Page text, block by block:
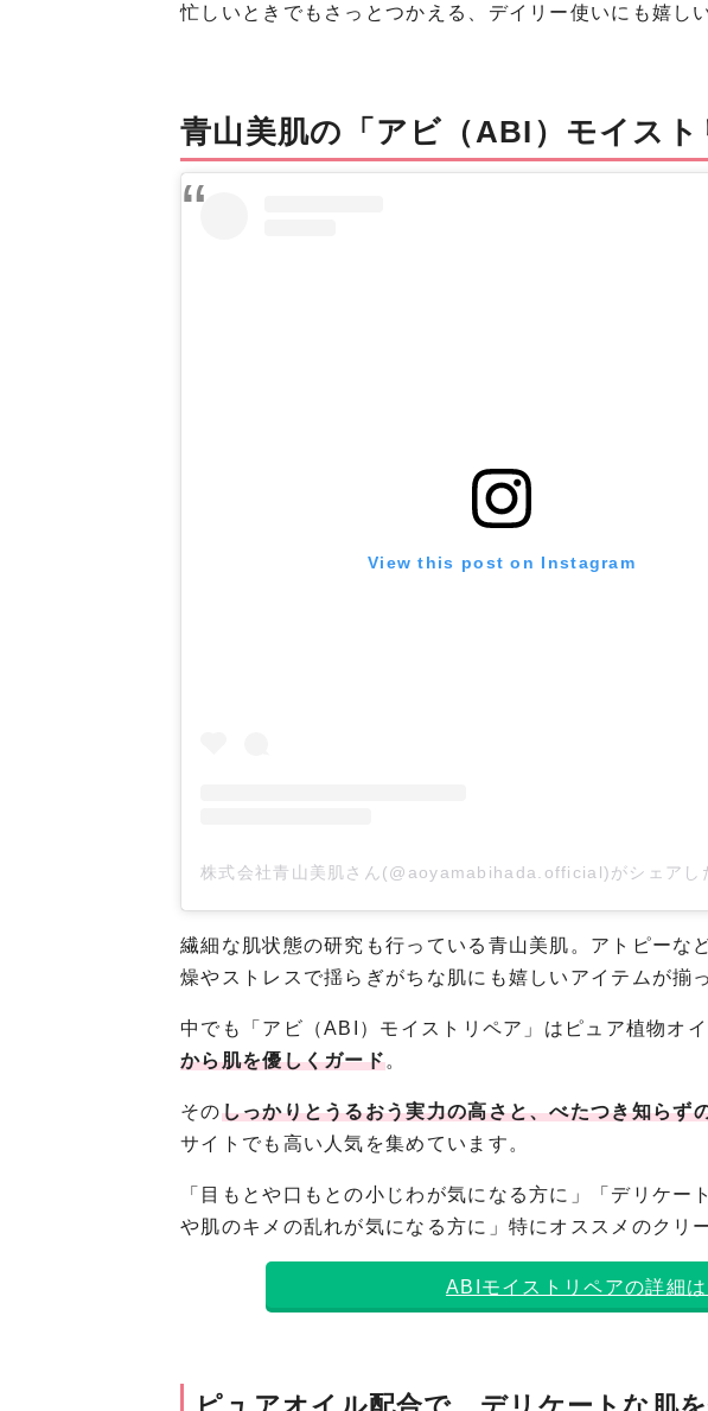
忙しいときでもさっとつかえる、デイリー使いにも嬉し
青山美肌の「アビ（ABI）モイスト
View this post on Instagram
株式会社青山美肌さん(@aoyamabihada.official)がシェアし
繊細な肌状態の研究も行っている青山美肌。アトピーな
燥やストレスで揺らぎがちな肌にも嬉しいアイテムが揃
中でも「アビ（ABI）モイストリペア」はピュア植物オ
から肌を優しくガード。
そのしっかりとうるおう実力の高さと、べたつき知らず
サイトでも高い人気を集めています。
「目もとや口もとの小じわが気になる方に」「デリケー
や肌のキメの乱れが気になる方に」特にオススメのクリ
ABIモイストリペアの詳細